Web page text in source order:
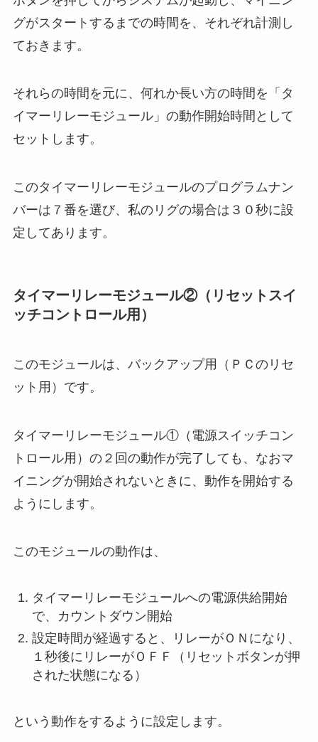
グがスタートするまでの時間を、それぞれ計測し
ておきます。
それらの時間を元に、何れか長い方の時間を「タ
イマーリレーモジュール」の動作開始時間として
セットします。
このタイマーリレーモジュールのプログラムナン
バーは７番を選び、私のリグの場合は３０秒に設
定してあります。
タイマーリレーモジュール②（リセットスイ
ッチコントロール用）
このモジュールは、バックアップ用（ＰＣのリセ
ット用）です。
タイマーリレーモジュール①（電源スイッチコン
トロール用）の２回の動作が完了しても、なおマ
イニングが開始されないときに、動作を開始する
ようにします。
このモジュールの動作は、
タイマーリレーモジュールへの電源供給開始
で、カウントダウン開始
設定時間が経過すると、リレーがＯＮになり、
１秒後にリレーがＯＦＦ（リセットボタンが押
された状態になる）
という動作をするように設定します。